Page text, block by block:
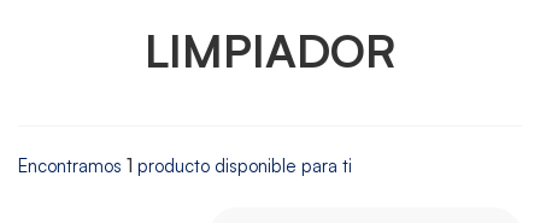
LIMPIADOR
Encontramos 1 producto disponible para ti